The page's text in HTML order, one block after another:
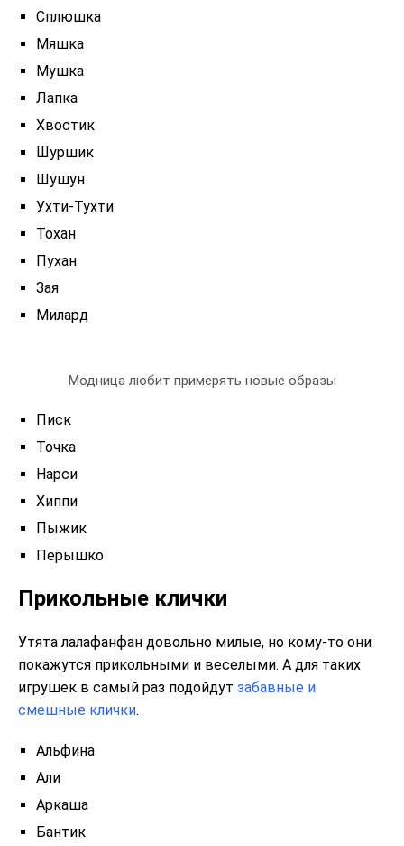
Сплюшка
Мяшка
Мушка
Лапка
Хвостик
Шуршик
Шушун
Ухти-Тухти
Тохан
Пухан
Зая
Милард
Модница любит примерять новые образы
Писк
Точка
Нарси
Хиппи
Пыжик
Перышко
Прикольные клички
Утята лалафанфан довольно милые, но кому-то они
покажутся прикольными и веселыми. А для таких
игрушек в самый раз подойдут забавные и
смешные клички.
Альфина
Али
Аркаша
Бантик